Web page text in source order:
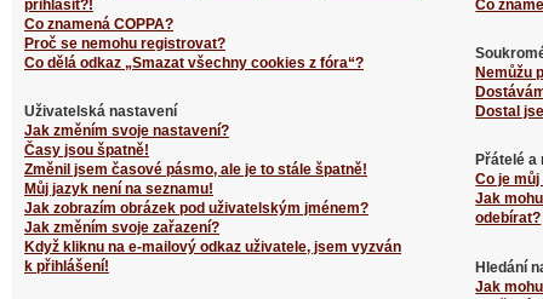
přihlásit?!
Co znamená COPPA?
Proč se nemohu registrovat?
Co dělá odkaz „Smazat všechny cookies z fóra“?
Uživatelská nastavení
Jak změním svoje nastavení?
Časy jsou špatně!
Změnil jsem časové pásmo, ale je to stále špatně!
Můj jazyk není na seznamu!
Jak zobrazím obrázek pod uživatelským jménem?
Jak změním svoje zařazení?
Když kliknu na e-mailový odkaz uživatele, jsem vyzván
k přihlášení!
Co
Nemůžu
Dostal
Přátelé a
Co je
Jak
odebírat?
Hledání
Jak